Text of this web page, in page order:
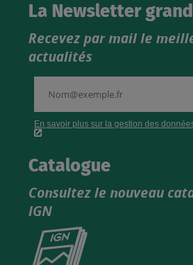
La Newsletter
Recevez par mail le
actualités
Catalogue
Consultez le nouveau
IGN
Consultez